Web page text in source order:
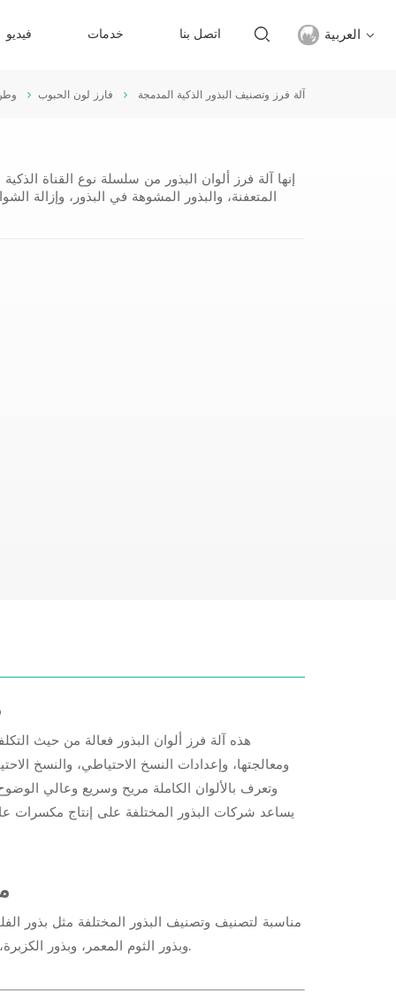
فيديو خدمات اتصل بنا العربية
русский
فارز لون الحبوب آلة فرز وتصنيف البذور الذكية المدمجة
إنها آلة فرز ألوان البذور من سلسلة نوع القناة
المتعفنة، والبذور المشوهة في البذور، وإزالة
هذه آلة فرز ألوان البذور فعالة من حيث
ومعالجتها، وإعدادات النسخ الاحتياطي، والنسخ
يساعد شركات البذور المختلفة على إنتاج مكسرات
مناسبة لتصنيف وتصنيف البذور المختلفة مثل بذور
وبذور الثوم المعمر، وبذور الكزبرة، وبذور البطيخ، وبذور الخضروات، وبذور الزهور، وبذور الأشجار، وما إلى ذلك.